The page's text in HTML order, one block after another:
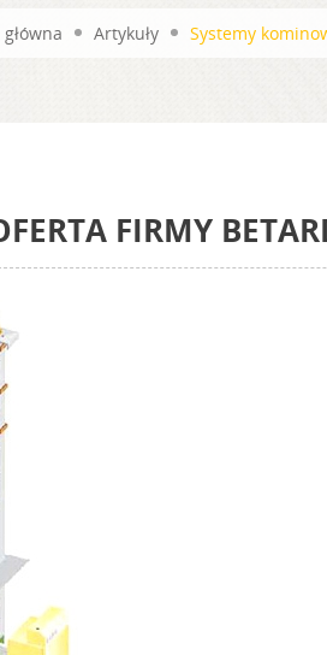
Artykuły Systemy
FIRMY